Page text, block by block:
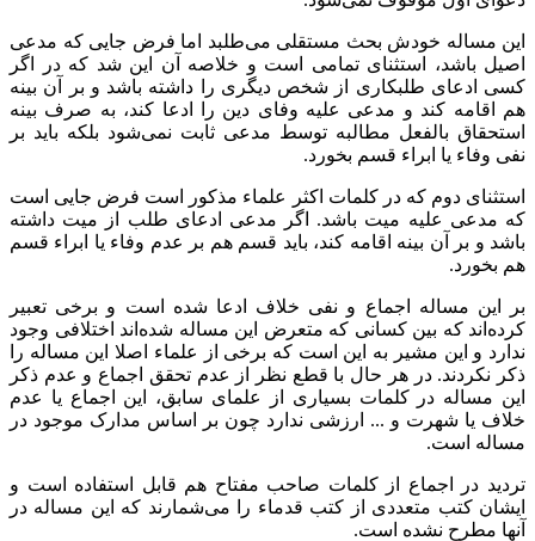
این مساله خودش بحث مستقلی می‌طلبد اما فرض جایی که مدعی
اصیل باشد، استثنای تمامی است و خلاصه آن این شد که در اگر
کسی ادعای طلبکاری از شخص دیگری را داشته باشد و بر آن بینه
هم اقامه کند و مدعی علیه وفای دین را ادعا کند، به صرف بینه
استحقاق بالفعل مطالبه توسط مدعی ثابت نمی‌شود بلکه باید بر
نفی وفاء یا ابراء قسم بخورد.
استثنای دوم که در کلمات اکثر علماء مذکور است فرض جایی است
که مدعی علیه میت باشد. اگر مدعی ادعای طلب از میت داشته
باشد و بر آن بینه اقامه کند، باید قسم هم بر عدم وفاء یا ابراء قسم
هم بخورد.
بر این مساله اجماع و نفی خلاف ادعا شده است و برخی تعبیر
کرده‌اند که بین کسانی که متعرض این مساله شده‌اند اختلافی وجود
ندارد و این مشیر به این است که برخی از علماء اصلا این مساله را
ذکر نکردند. در هر حال با قطع نظر از عدم تحقق اجماع و عدم ذکر
این مساله در کلمات بسیاری از علمای سابق، این اجماع یا عدم
خلاف یا شهرت و ... ارزشی ندارد چون بر اساس مدارک موجود در
مساله است.
تردید در اجماع از کلمات صاحب مفتاح هم قابل استفاده است و
ایشان کتب متعددی از کتب قدماء را می‌شمارند که این مساله در
آنها مطرح نشده است.